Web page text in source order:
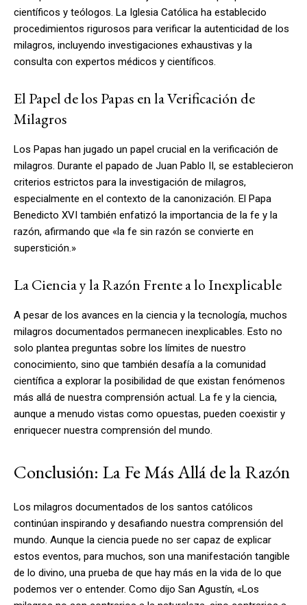
científicos y teólogos. La Iglesia Católica ha establecido
procedimientos rigurosos para verificar la autenticidad de los
milagros, incluyendo investigaciones exhaustivas y la
consulta con expertos médicos y científicos.
El Papel de los Papas en la Verificación de
Milagros
Los Papas han jugado un papel crucial en la verificación de
milagros. Durante el papado de Juan Pablo II, se establecieron
criterios estrictos para la investigación de milagros,
especialmente en el contexto de la canonización. El Papa
Benedicto XVI también enfatizó la importancia de la fe y la
razón, afirmando que «la fe sin razón se convierte en
superstición.»
La Ciencia y la Razón Frente a lo Inexplicable
A pesar de los avances en la ciencia y la tecnología, muchos
milagros documentados permanecen inexplicables. Esto no
solo plantea preguntas sobre los límites de nuestro
conocimiento, sino que también desafía a la comunidad
científica a explorar la posibilidad de que existan fenómenos
más allá de nuestra comprensión actual. La fe y la ciencia,
aunque a menudo vistas como opuestas, pueden coexistir y
enriquecer nuestra comprensión del mundo.
Conclusión: La Fe Más Allá de la Razón
Los milagros documentados de los santos católicos
continúan inspirando y desafiando nuestra comprensión del
mundo. Aunque la ciencia puede no ser capaz de explicar
estos eventos, para muchos, son una manifestación tangible
de lo divino, una prueba de que hay más en la vida de lo que
podemos ver o entender. Como dijo San Agustín, «Los